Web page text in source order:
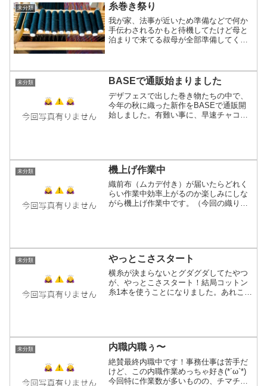
未分類 糸巻き祭り
我が家、法事が近いため準備などで何か
手伝わされるかもと待機してたけど母と
泊まりで来てる叔母が全部準備してくれ
ダーで巻くから早い早い！おおよそ2.5本
で1マフラー分くらい...
未分類 BASEで通販始まりました
デザフェスで出した巻き物たちの中で、
今年の秋に織った新作をBASEで通販開
始しました。有難い事に、早速チャコー
未分類 機上げ作業中
織前布（ムカデ付き）が届いたらどれく
らい作業中効率上がるのか楽しみにしな
がら機上げ作業中です。（今回の織りに
未分類 やっとこさスタート
横糸が決まらないとグダグダしてたやつ
が、やっとこさスタート！結局コットン
糸1本を使うことになりました。あれこれ
未分類 内職内職ぅ〜
絶賛最終内職中です！事務仕事は苦手だ
けど、この内職作業めっちゃ好き(*´ω`*)
今回特に作業数が多いものの、チマチマ